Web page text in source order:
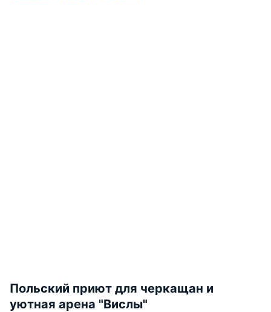
Польский приют для черкащан и
уютная арена "Вислы"